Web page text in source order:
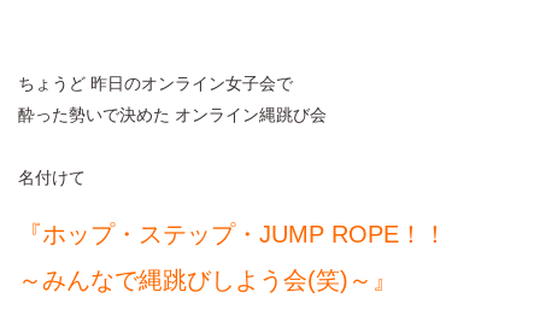
ちょうど 昨日のオンライン女子会で
酔った勢いで決めた オンライン縄跳び会
名付けて
『ホップ・ステップ・JUMP ROPE！！
～みんなで縄跳びしよう会(笑)～』